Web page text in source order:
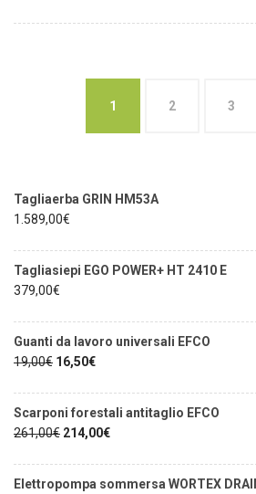
1 2 3
Tagliaerba GRIN HM53A
1.589,00€
Tagliasiepi EGO POWER+ HT 2410 E
379,00€
Guanti da lavoro universali EFCO
19,00€ 16,50€
Scarponi forestali antitaglio EFCO
261,00€ 214,00€
Elettropompa sommersa WORTEX